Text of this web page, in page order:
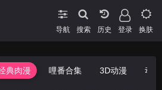
导航 搜索 登录 换肤
典肉漫 哩番合集 3D动漫 动